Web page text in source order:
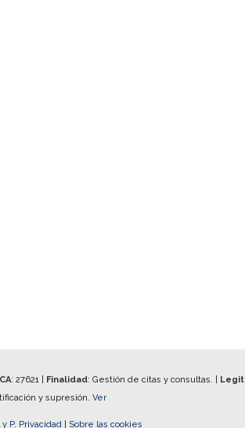
: 27621| Finalidad: Gestión de citas y consultas. |
y supresión. Ver
P. Privacidad Sobre las cookies